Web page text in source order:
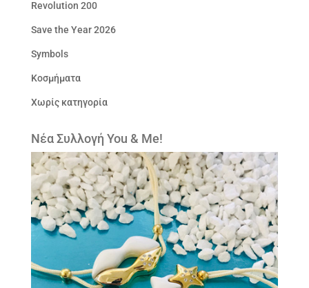
Revolution 200
Save the Year 2026
Symbols
Κοσμήματα
Χωρίς κατηγορία
Νέα Συλλογή You & Me!